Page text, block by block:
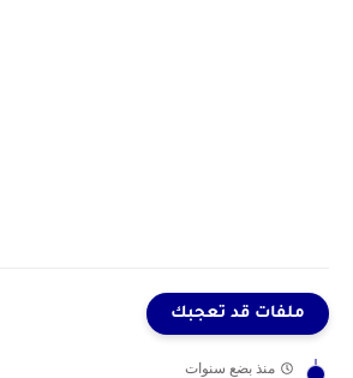
ملفات قد تعجبك
منذ بضع سنوات